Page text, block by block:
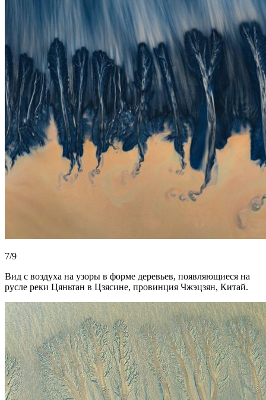
7/9
Вид с воздуха на узоры в форме деревьев, появляющиеся на
русле реки Цяньтан в Цзясине, провинция Чжэцзян, Китай.